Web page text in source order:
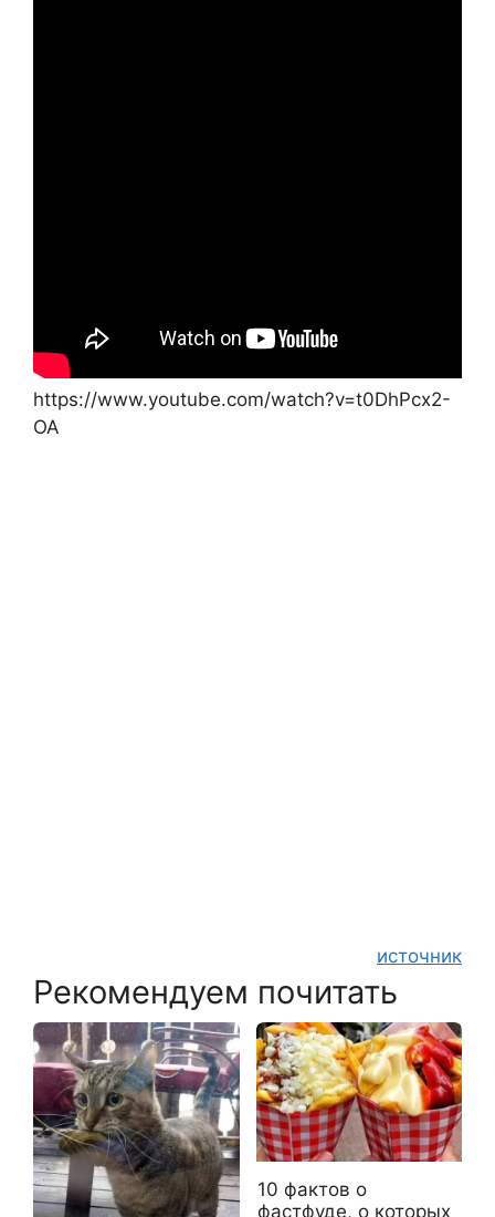
https://www.youtube.com/watch?v=t0DhPcx2-
OA
источник
Рекомендуем почитать
10 фактов о
фастфуде, о которых